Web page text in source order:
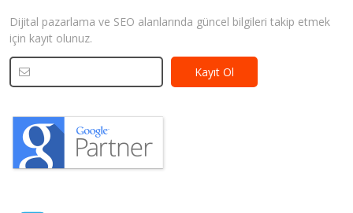
Dijital pazarlama ve SEO alanlarında güncel bilgileri takip etmek
için kayıt olunuz.